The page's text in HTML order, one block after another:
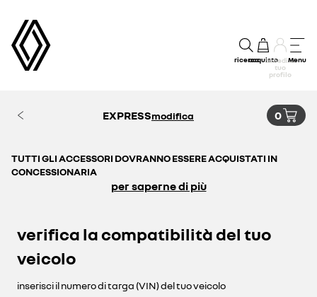
ricercaacquistoaccedi al
tuo
profilo
Menu
EXPRESSmodifica 0
TUTTI GLI ACCESSORI DOVRANNO ESSERE ACQUISTATI IN
CONCESSIONARIA
per saperne di più
verifica la compatibilità del tuo
veicolo
inserisci il numero di targa (VIN) del tuo veicolo